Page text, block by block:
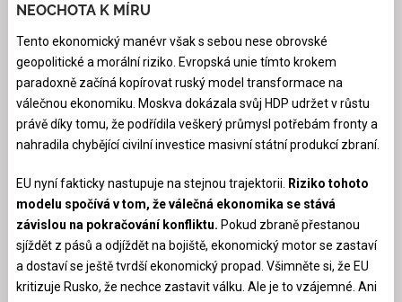
NEOCHOTA K MÍRU
Tento ekonomický manévr však s sebou nese obrovské
geopolitické a morální riziko. Evropská unie tímto krokem
paradoxně začíná kopírovat ruský model transformace na
válečnou ekonomiku. Moskva dokázala svůj HDP udržet v růstu
právě díky tomu, že podřídila veškerý průmysl potřebám fronty a
nahradila chybějící civilní investice masivní státní produkcí zbraní.
EU nyní fakticky nastupuje na stejnou trajektorii.
Riziko tohoto
modelu spočívá v tom, že válečná ekonomika se stává
závislou na pokračování konfliktu. Pokud zbraně přestanou
sjíždět z pásů a odjíždět na bojiště, ekonomický motor se zastaví
a dostaví se ještě tvrdší ekonomický propad. Všimněte si, že EU
kritizuje Rusko, že nechce zastavit válku. Ale je to vzájemné. Ani